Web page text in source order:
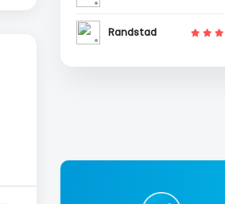
Randstad